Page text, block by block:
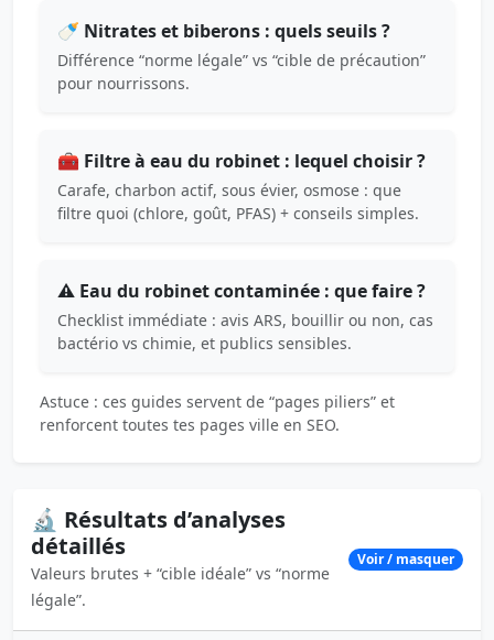
🍼 Nitrates et biberons : quels seuils ?
Différence “norme légale” vs “cible de précaution”
pour nourrissons.
🧰 Filtre à eau du robinet : lequel choisir ?
Carafe, charbon actif, sous évier, osmose : que
filtre quoi (chlore, goût, PFAS) + conseils simples.
⚠️ Eau du robinet contaminée : que faire ?
Checklist immédiate : avis ARS, bouillir ou non, cas
bactério vs chimie, et publics sensibles.
Astuce : ces guides servent de “pages piliers” et
renforcent toutes tes pages ville en SEO.
🔬 Résultats d’analyses
détaillés
Valeurs brutes + “cible idéale” vs “norme
légale”.
Voir / masquer